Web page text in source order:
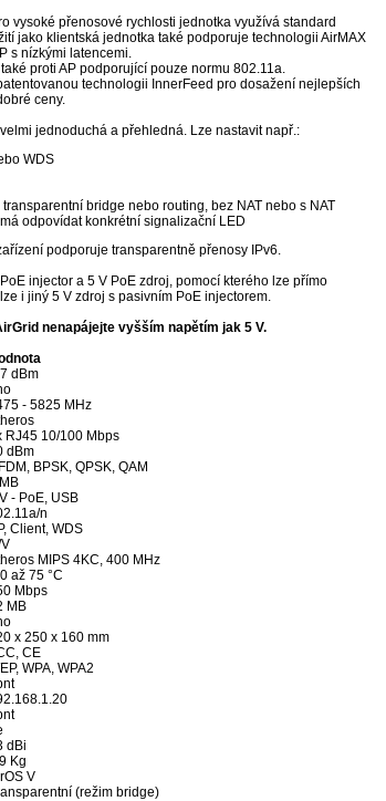
vysoké přenosové rychlosti jednotka využívá standard
jako klientská jednotka také podporuje technologii AirMAX
s nízkými latencemi.
proti AP podporující pouze normu 802.11a.
technologii InnerFeed pro dosažení nejlepších
ceny.
jednoduchá a přehledná. Lze nastavit např.:
WDS
bridge nebo routing, bez NAT nebo s NAT
odpovídat konkrétní signalizační LED
podporuje transparentně přenosy IPv6.
injector a 5 V PoE zdroj, pomocí kterého lze přímo
i jiný 5 V zdroj s pasivním PoE injectorem.
nenapájejte vyšším napětím jak 5 V.
dBm
- 5825 MHz
RJ45 10/100 Mbps
dBm
BPSK, QPSK, QAM
- PoE, USB
n
Client, WDS
MIPS 4KC, 400 MHz
až 75 °C
Mbps
MB
x 250 x 160 mm
CE
WPA, WPA2
dBi
Kg
V
(režim bridge)